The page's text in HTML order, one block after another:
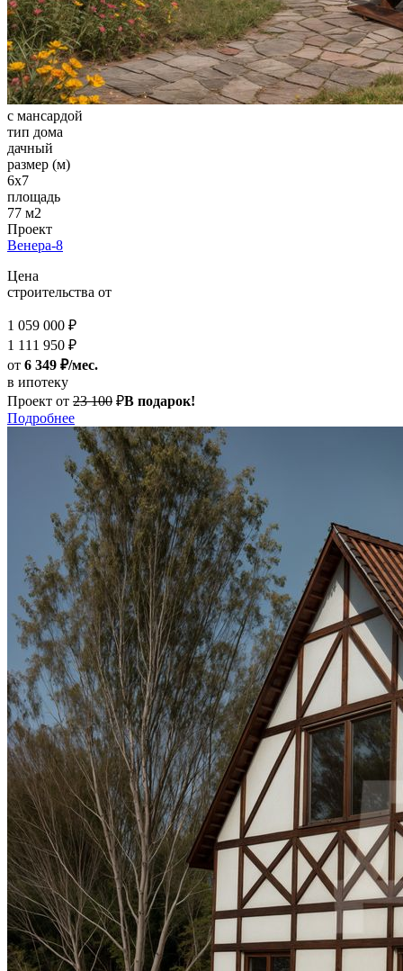
с мансардой
тип дома
дачный
размер (м)
6х7
площадь
77 м2
Проект
Венера-8
Цена
строительства от
1 059 000 ₽
1 111 950 ₽
от 6 349 ₽/мес.
в ипотеку
Проект от 23 100 ₽В подарок!
Подробнее